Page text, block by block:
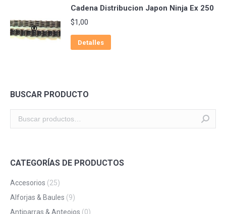
Cadena Distribucion Japon Ninja Ex 250
$1,00
Detalles
BUSCAR PRODUCTO
CATEGORÍAS DE PRODUCTOS
Accesorios (25)
Alforjas & Baules (9)
Antiparras & Anteojos (0)